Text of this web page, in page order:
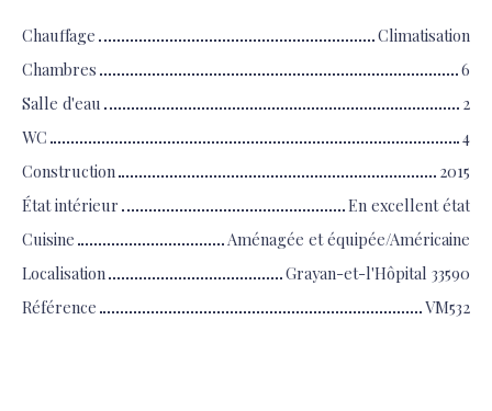
Chauffage
Climatisation
Chambres
6
Salle d'eau
2
WC
4
Construction
2015
État intérieur
En excellent état
Cuisine
Aménagée et équipée/Américaine
Localisation
Grayan-et-l'Hôpital 33590
Référence
VM532